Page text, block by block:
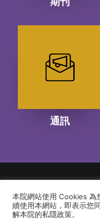
通訊
© 2026 建道神學院
本院網站使用 Cookies 為
續使用本網站，即表示您
解本院的私隱政策。